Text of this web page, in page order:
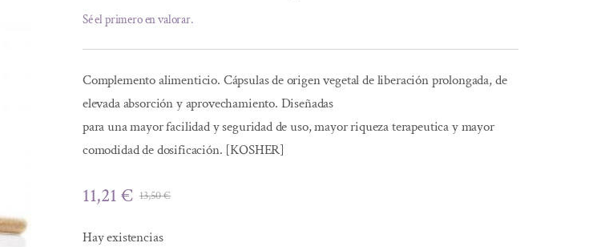
Sé el primero en valorar.
Complemento alimenticio. Cápsulas de origen vegetal de liberación prolongada, de
elevada absorción y aprovechamiento. Diseñadas
para una mayor facilidad y seguridad de uso, mayor riqueza terapeutica y mayor
comodidad de dosificación. [KOSHER]
13,50€El
11,21€
El
Hay existencias